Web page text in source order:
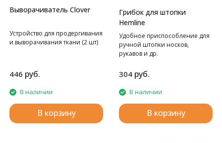
Выворачиватель Clover
Устройство для продергивания
и выворачивания ткани (2 шт)
446 руб.
В наличии
В корзину
Грибок для штопки
Hemline
Удобное приспособление для
ручной штопки носков,
рукавов и др.
304 руб.
В наличии
В корзину